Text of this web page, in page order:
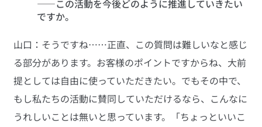
――この活動を今後どのように推進していきたい
ですか。
山口：そうですね……正直、この質問は難しいなと感じ
る部分があります。お客様のポイントですからね、大前
提としては自由に使っていただきたい。でもその中で、
もし私たちの活動に賛同していただけるなら、こんなに
うれしいことは無いと思っています。「ちょっといいこ